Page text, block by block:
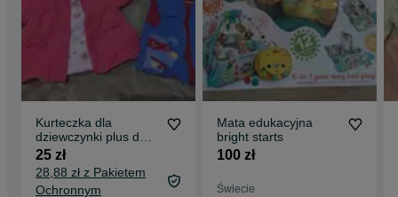
Kurteczka dla
dziewczynki plus dwie
czapeczki
25 zł
28,88 zł z Pakietem
Ochronnym
Mata edukacyjna
bright starts
100 zł
Świecie